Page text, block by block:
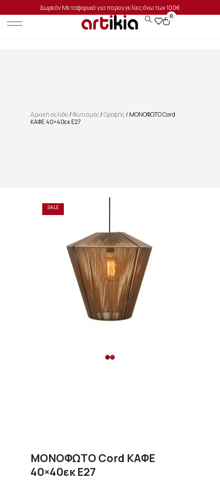
Δωρεάν Μεταφορικά για παραγγελίες άνω των 100€
0
Αρχική σελίδα/Φωτισμός/Οροφής/ ΜΟΝΟΦΩΤΟ Cord
ΚΑΦΕ 40×40εκ E27
SALE
ΜΟΝΟΦΩΤΟ Cord ΚΑΦΕ
40×40εκ E27